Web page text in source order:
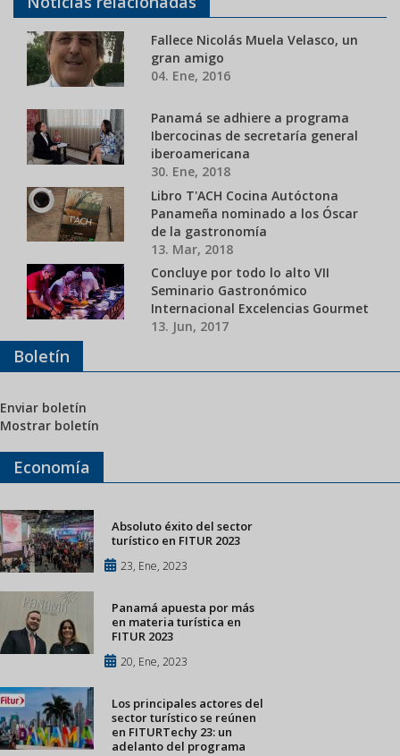
Fallece Nicolás Muela Velasco, un
gran amigo
04. Ene, 2016
Panamá se adhiere a programa
Ibercocinas de secretaría general
iberoamericana
30. Ene, 2018
Libro T'ACH Cocina Autóctona
Panameña nominado a los Óscar
de la gastronomía
13. Mar, 2018
Concluye por todo lo alto VII
Seminario Gastronómico
Internacional Excelencias Gourmet
13. Jun, 2017
Boletín
Enviar boletín
Mostrar boletín
Economía
Absoluto éxito del sector
turístico en FITUR 2023
23, Ene, 2023
Panamá apuesta por más
en materia turística en
FITUR 2023
20, Ene, 2023
Los principales actores del
sector turístico se reúnen
en FITURTechy 23: un
adelanto del programa